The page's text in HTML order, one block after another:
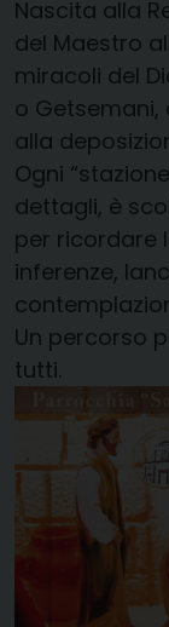
Nascita alla
del Maestro
miracoli del
o
alla
Ogni
dettagli, è
per ricordare
inferenze,
Un percorso
tutti.